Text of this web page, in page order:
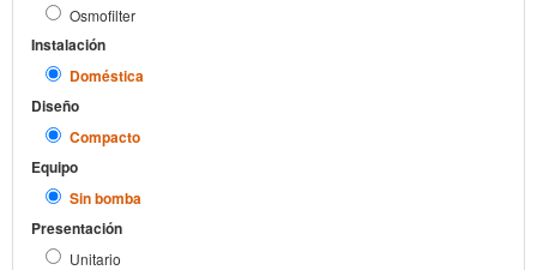
Osmofilter
Instalación
Doméstica
Diseño
Compacto
Equipo
Sin bomba
Presentación
Unitario